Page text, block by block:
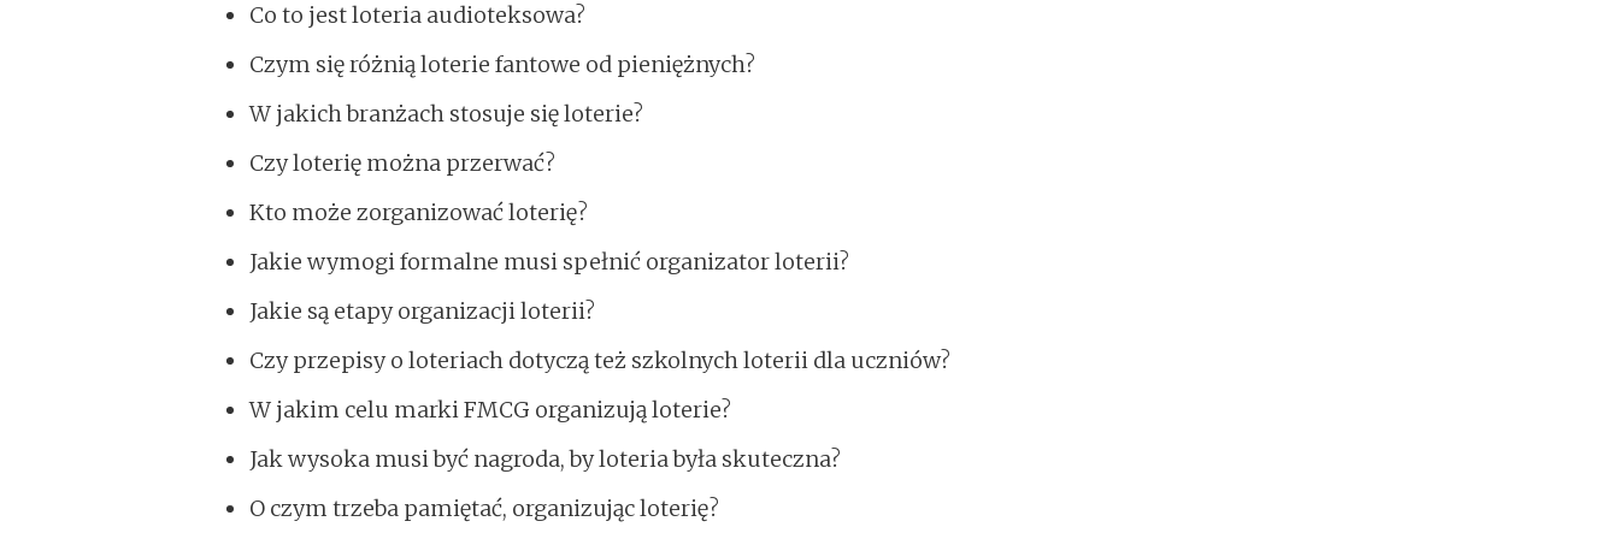
Co to jest loteria audioteksowa?
Czym się różnią loterie fantowe od pieniężnych?
W jakich branżach stosuje się loterie?
Czy loterię można przerwać?
Kto może zorganizować loterię?
Jakie wymogi formalne musi spełnić organizator loterii?
Jakie są etapy organizacji loterii?
Czy przepisy o loteriach dotyczą też szkolnych loterii dla uczniów?
W jakim celu marki FMCG organizują loterie?
Jak wysoka musi być nagroda, by loteria była skuteczna?
O czym trzeba pamiętać, organizując loterię?